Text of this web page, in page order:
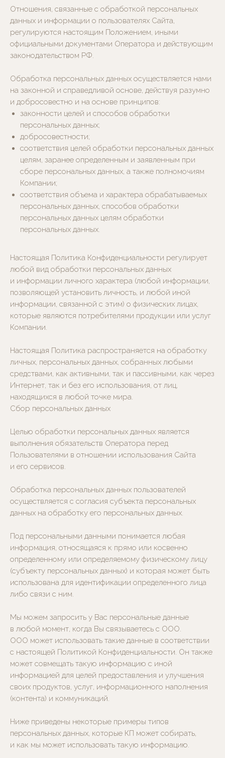
Отношения, связанные с обработкой персональных
данных и информации о пользователях Сайта,
регулируются настоящим Положением, иными
официальными документами Оператора и действующим
законодательством РФ.
Обработка персональных данных осуществляется нами
на законной и справедливой основе, действуя разумно
и добросовестно и на основе принципов:
законности целей и способов обработки
персональных данных;
добросовестности;
соответствия целей обработки персональных данных
целям, заранее определенным и заявленным при
сборе персональных данных, а также полномочиям
Компании;
соответствия объема и характера обрабатываемых
персональных данных, способов обработки
персональных данных целям обработки
персональных данных.
Настоящая Политика Конфиденциальности регулирует
любой вид обработки персональных данных
и информации личного характера (любой информации,
позволяющей установить личность, и любой иной
информации, связанной с этим) о физических лицах,
которые являются потребителями продукции или услуг
Компании.
Настоящая Политика распространяется на обработку
личных, персональных данных, собранных любыми
средствами, как активными, так и пассивными, как через
Интернет, так и без его использования, от лиц,
находящихся в любой точке мира.
Сбор персональных данных
Целью обработки персональных данных является
выполнения обязательств Оператора перед
Пользователями в отношении использования Сайта
и его сервисов.
Обработка персональных данных пользователей
осуществляется с согласия субъекта персональных
данных на обработку его персональных данных.
Под персональными данными понимается любая
информация, относящаяся к прямо или косвенно
определенному или определяемому физическому лицу
(субъекту персональных данных) и которая может быть
использована для идентификации определенного лица
либо связи с ним.
Мы можем запросить у Вас персональные данные
в любой момент, когда Вы связываетесь с ООО.
ООО может использовать такие данные в соответствии
с настоящей Политикой Конфиденциальности. Он также
может совмещать такую информацию с иной
информацией для целей предоставления и улучшения
своих продуктов, услуг, информационного наполнения
(контента) и коммуникаций.
Ниже приведены некоторые примеры типов
персональных данных, которые КП может собирать,
и как мы может использовать такую информацию.